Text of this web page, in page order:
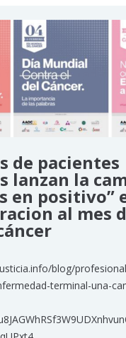
de pacientes
lanzan la
en positivo”
al mes
blog/
terminal-una-